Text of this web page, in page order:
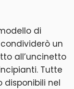
di
un
all’uncinetto
Tutte
disponibili nel